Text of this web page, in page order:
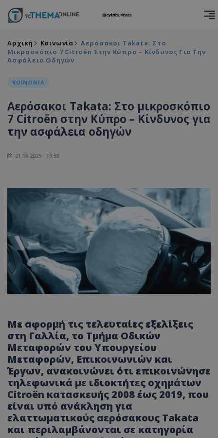
Αρχική Κοινωνία
Αερόσακοι Takata: Στο
Μικροσκόπιο 7 Citroën Στην Κύπρο – Κίνδυνος Για Την
Ασφάλεια Οδηγών
ΚΟΙΝΩΝΙΑ
Αερόσακοι Takata: Στο μικροσκόπιο
7 Citroën στην Κύπρο – Κίνδυνος για
την ασφάλεια οδηγών
21.06.2025 - 13:55
Με αφορμή τις τελευταίες εξελίξεις
στη Γαλλία, το Τμήμα Οδικών
Μεταφορών του Υπουργείου
Μεταφορών, Επικοινωνιών και
Έργων, ανακοινώνει ότι επικοινώνησε
τηλεφωνικά με ιδιοκτήτες οχημάτων
Citroën κατασκευής 2008 έως 2019, που
είναι υπό ανάκληση για
ελαττωματικούς αερόσακους Takata
και περιλαμβάνονται σε κατηγορία